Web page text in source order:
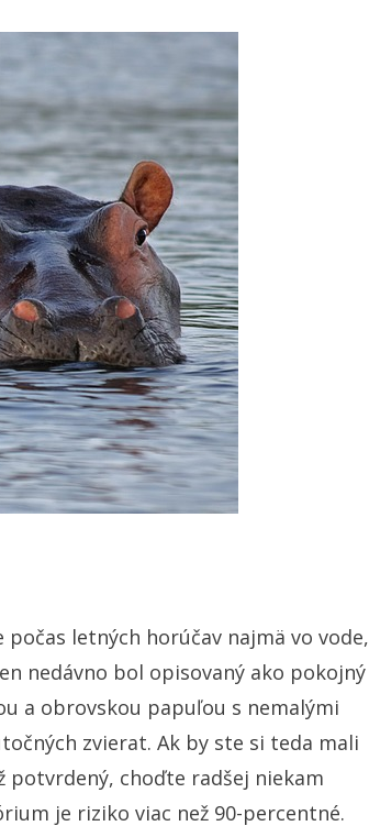
letných horúčav najmä vo vode,
nedávno bol opisovaný ako pokojný
a obrovskou papuľou s nemalými
zvierat. Ak by ste si teda mali
potvrdený, choďte radšej niekam
je riziko viac než 90-percentné.